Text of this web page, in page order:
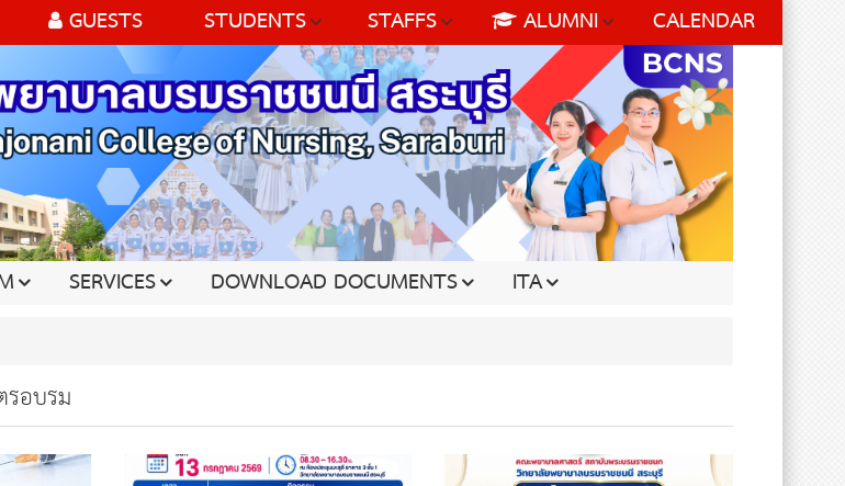
GUESTS STUDENTS STAFFS ALUMNI CALENDAR
SERVICES DOWNLOAD DOCUMENTS ITA
อบรม